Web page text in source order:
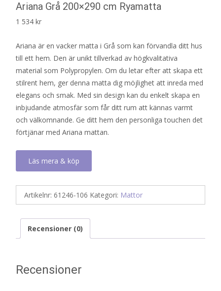
Ariana Grå 200×290 cm Ryamatta
1 534 kr
Ariana är en vacker matta i Grå som kan förvandla ditt hus
till ett hem. Den är unikt tillverkad av högkvalitativa
material som Polypropylen. Om du letar efter att skapa ett
stilrent hem, ger denna matta dig möjlighet att inreda med
elegans och smak. Med sin design kan du enkelt skapa en
inbjudande atmosfär som får ditt rum att kännas varmt
och välkomnande. Ge ditt hem den personliga touchen det
förtjänar med Ariana mattan.
Läs mera & köp
Artikelnr: 61246-106 Kategori: Mattor
Recensioner (0)
Recensioner